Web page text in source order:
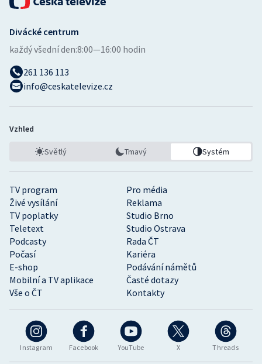
Instagram Facebook YouTube X Threads
TV program
Pro média
Živé vysílání
Reklama
TV poplatky
Studio Brno
Teletext
Studio Ostrava
Podcasty
Rada ČT
Počasí
Kariéra
E-shop
Podávání námětů
Mobilní a TV aplikace
Časté dotazy
Vše o ČT
Kontakty
Divácké centrum
každý všední den:8:00—16:00 hodin
261 136 113
info@ceskatelevize.cz
Vzhled
Světlý Tmavý Systém